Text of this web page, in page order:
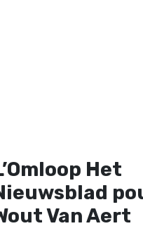
Het
Van Aert